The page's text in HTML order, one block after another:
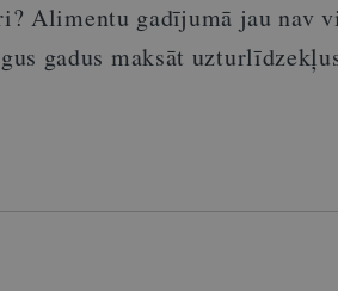
Alimentu gadījumā jau nav
gadus maksāt